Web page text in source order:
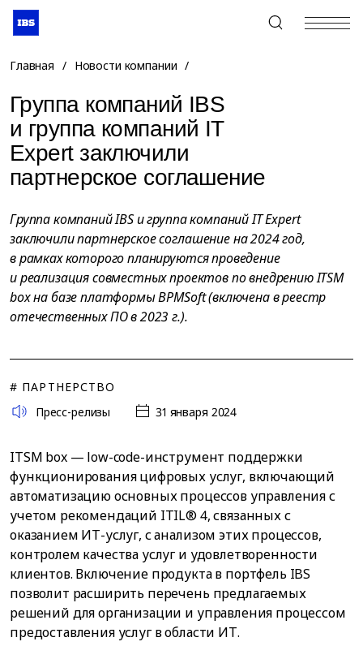
+7 (495) 967-80-80
Главная / Новости компании /
Группа компаний IBS
и группа компаний IT
Expert заключили
партнерское соглашение
Группа компаний IBS и группа компаний IT Expert
заключили партнерское соглашение на 2024 год,
в рамках которого планируются проведение
и реализация совместных проектов по внедрению ITSM
box на базе платформы BPMSoft (включена в реестр
отечественных ПО в 2023 г.).
# ПАРТНЕРСТВО
Пресс-релизы
31 января 2024
ITSM box — low-code-инструмент поддержки
функционирования цифровых услуг, включающий
автоматизацию основных процессов управления с
учетом рекомендаций ITIL® 4, связанных с
оказанием ИТ-услуг, с анализом этих процессов,
контролем качества услуг и удовлетворенности
клиентов. Включение продукта в портфель IBS
позволит расширить перечень предлагаемых
решений для организации и управления процессом
предоставления услуг в области ИТ.